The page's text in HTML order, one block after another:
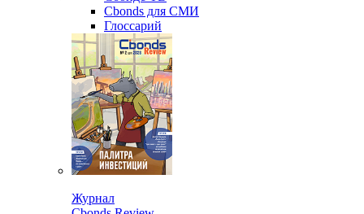
Новости & Research Hub
Новости рынка
Research Hub
Сбондс-ТВ
Cbonds для СМИ
Глоссарий